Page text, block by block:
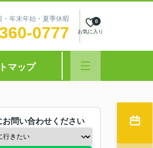
年末年始・夏季休暇
0777 お気に入り
0
マップ
お問い合わせください